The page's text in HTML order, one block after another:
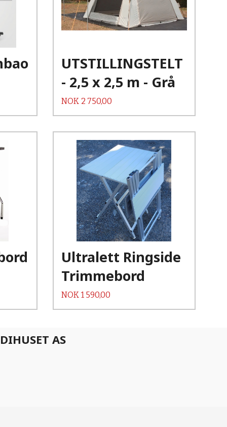
UTSTILLINGSTELT
- 2,5 x 2,5 m - Grå
Pris
NOK 2 750,00
Kjøp
Les mer
Ultralett Ringside
Trimmebord
Pris
NOK 1 590,00
Kjøp
Les mer
AS